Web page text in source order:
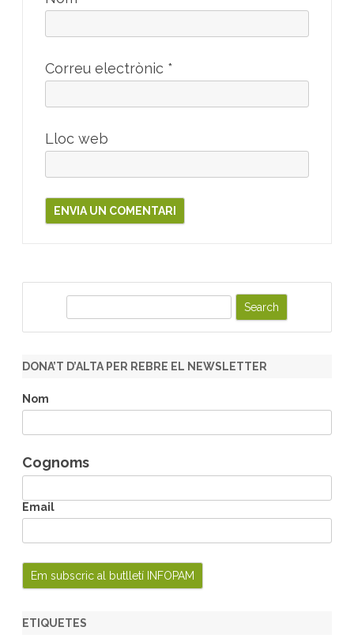
Correu electrònic *
Lloc web
r
h
DONA’T D’ALTA PER REBRE EL NEWSLETTER
Nom
Cognoms
Email
ETIQUETES